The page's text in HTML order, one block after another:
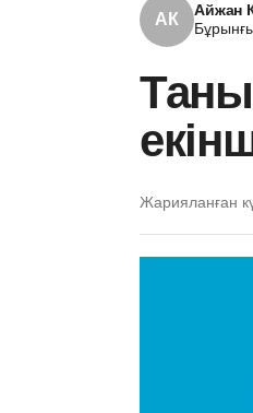
АК
Айжан
Жарияланған